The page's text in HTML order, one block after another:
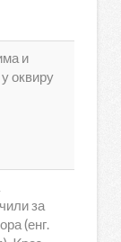
и
оквиру
за
(енг.